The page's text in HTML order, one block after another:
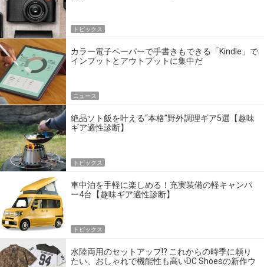
トピックス
カラー電子ペーパーで手書きもできる「Kindle」で
インプットとアウトプットに集中だ
ニュース
絶品ソト飯を叶える“本格”野外調理ギア5選【趣味
ギア適性診断】
トピックス
車中泊を手軽に楽しめる！充実装備の軽キャンパ
ー4台【趣味ギア適性診断】
トピックス
水陸両用のセットアップ!? これからの時季に頼り
たい、おしゃれで機能性も高いDC Shoesの新作ウ